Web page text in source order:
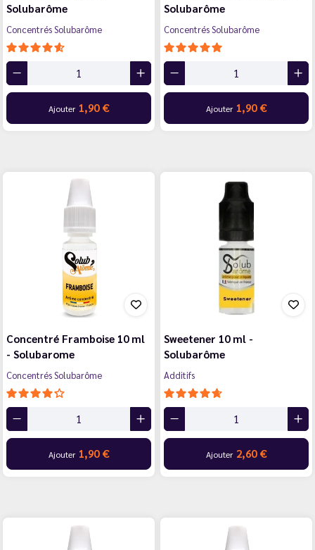
Solubarôme
Concentrés Solubarôme
Ajouter 1,90 €
Solubarôme
Concentrés Solubarôme
Ajouter 1,90 €
Concentré Framboise 10 ml
- Solubarome
Concentrés Solubarôme
Ajouter 1,90 €
Sweetener 10 ml -
Solubarôme
Additifs
Ajouter 2,60 €